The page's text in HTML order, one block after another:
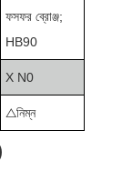
ফসফর ব্রোঞ্জ;
HB90
X N0
△নিম্ন